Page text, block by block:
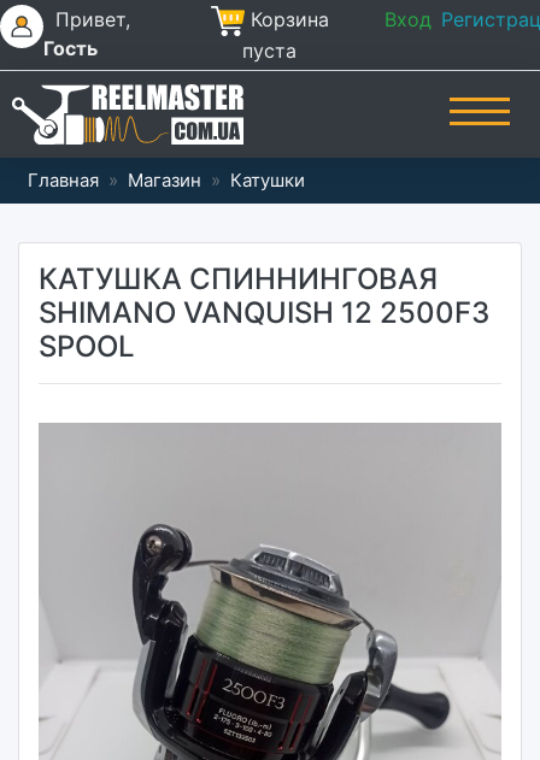
Привет,
Гость
Корзина
пуста
Вход
Главная » Магазин » Катушки
КАТУШКА СПИННИНГОВАЯ
SHIMANO VANQUISH 12 2500F3
SPOOL